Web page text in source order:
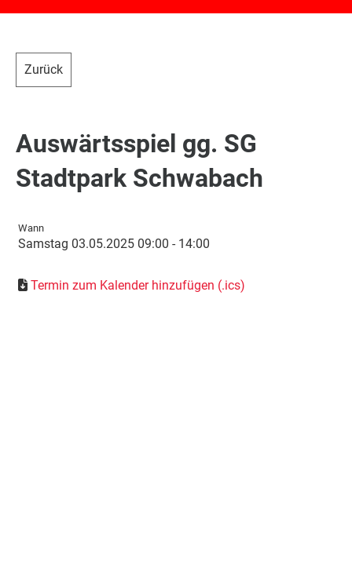
Zurück
Auswärtsspiel gg. SG
Stadtpark Schwabach
Wann
Samstag 03.05.2025 09:00 - 14:00
Termin zum Kalender hinzufügen (.ics)